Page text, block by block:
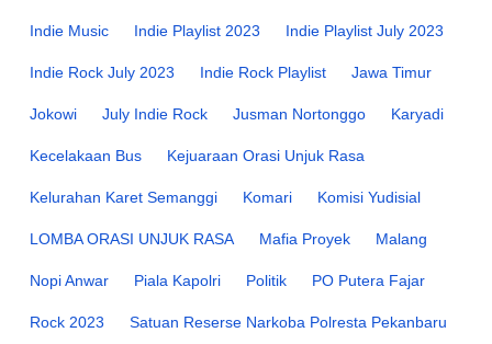
Indie Music Indie Playlist 2023 Indie Playlist July 2023
Indie Rock July 2023 Indie Rock Playlist Jawa Timur
Jokowi July Indie Rock Jusman Nortonggo Karyadi
Kecelakaan Bus Kejuaraan Orasi Unjuk Rasa
Kelurahan Karet Semanggi Komari Komisi Yudisial
LOMBA ORASI UNJUK RASA Mafia Proyek Malang
Nopi Anwar Piala Kapolri Politik PO Putera Fajar
Rock 2023 Satuan Reserse Narkoba Polresta Pekanbaru